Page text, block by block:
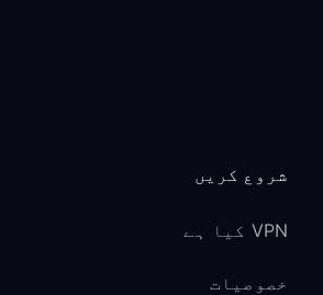
شروع کریں
VPN کیا ہے
خصوصیات